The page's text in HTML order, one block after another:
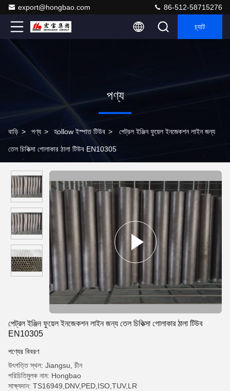
export@hongbao.com 86-512-58715276
চ্যাট
পণ্য
বাড়ি > পণ্য > হollow ইস্পাত টিউব > পেট্রল ইঞ্জিন ফুয়েল ইনজেকশন লাইন জন্য
তেল চিকিত্সা গোলাকার ঠালা টিউব EN10305
পেট্রল ইঞ্জিন ফুয়েল ইনজেকশন লাইন জন্য তেল চিকিত্সা গোলাকার ঠালা টিউব
EN10305
পণ্যের বিবরণ
উৎপত্তি স্থল: Jiangsu, চীন
পরিচিতিমুলক নাম: Hongbao
সাক্ষ্যদান: TS16949,DNV,PED,ISO,TUV,LR